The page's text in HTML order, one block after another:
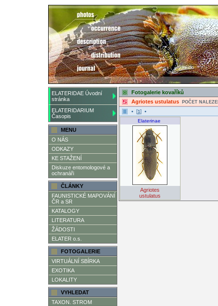
ELATERIDAE Úvodní
stránka
ELATERIDARIUM
Časopis
MENU
O NÁS
ODKAZY
KE STAŽENÍ
Diskuze entomologové a
ochranáři
ČLÁNKY
FAUNISTICKÉ MAPOVÁNÍ
ČR a SR
KATALOGY
LITERATURA
ŽÁDOSTI
ELATER o.s.
FOTOGALERIE
VIRTUÁLNÍ SBÍRKA
EXOTIKA
LOKALITY
VYHLEDAT
TAXON. STROM
Fotogalerie kovaříků
Agriotes ustulatus
POČET
• [1] •
Elaterinae
Agriotes
ustulatus